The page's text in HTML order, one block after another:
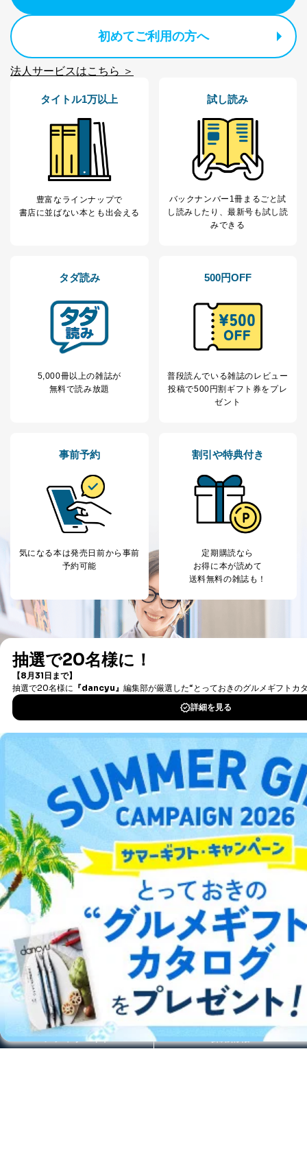
に対応させていただいております。 当社顧客の皆様の
で、訂正、追加、変更を行っていただくことが出来ま
す。マイページをご利用いただけない方、その他の方に
ただいた個人情報のうち、市町村などの名称および郵便
期限など、商品のお届けやご請求を行う上で支障がある
情報に変更があった場合には、当社が登録情報を変更さ
せていただく場合があります。
A.開示等の求めの申し出先、提出していただく書面等
開示等の求めは、電話又は電子メールにて下記までお申
し付けください。開示等の求めに際して提出していただ
く書面等については、その際にご案内いたします。
■電子メールによる場合
e-mail：cs@fujisan.co.jp
B.開示等の対応に際して、以下記載の項目のうち2項目
商品を購入された個人のお客様：氏名、住所、電話番
号、顧客番号、メールアドレス
商品を購入された法人のお客様：氏名、会社名、部署
お取引先様：会社名、部署名、氏名、住所
C.代理人様による開示等のご請求
開示等のご請求をすることについて代理人に委任する場
合は、前項の書類に加えて、下記書類をご同封くださ
委任状
ご本人様が委任状に捺印し、捺印した印鑑の印鑑登
録証明書を添付してください。
代理人様が親権者などの法定代理人の場合は、委任
状に代えて、ご本人様との関係がわかる戸籍謄本も
しくは抄本、または住民票をご提出いただくことも
可能です。
下記書類のうち、いずれかを同封してください。
（本籍地を塗りつぶしたものをご用意下さい。）
・運転免許証の写し
・健康保険証の被保険者証の写し
利用目的の通知、開示対象個人情報の開示請求につ
いては、1回の申請ごとに手数料、郵送料が必要で
す。
郵送料：860円（内訳：定形110円、書留480円、本
人限定受取郵便270円)
(2024年10月1日現在)
※上記郵送料は国内郵便の場合の費用です。国外へ
の郵送の場合は、実費をご負担いただきます。
手数料等の支払方法
費用のお支払方法は、郵送料分の郵便定額小為替を
申請書類に同封してください。
(郵便局にお支払いいただく手数料は申請者のご負担
です。また、郵便定額小為替は無記名でお願いしま
す。) なお、郵送料は郵便定額小為替に代えて同額
分の切手でお支払いいただくこともできます。
E.開示等の求めに対する回答方法
申請者の申請書面記載宛に書面（eメール含む）によっ
て回答いたします。書面以外での方法による回答をご希
望される方は、手続き時にその旨ご連絡ください。
F.非開示事由について
以下の(1)～(7)に該当する場合は、非開示とさせていた
だきます。非開示を決定した場合は、その旨、理由を付
記して通知いたします。
初めてご利用の方へ
法人サービスはこちら ＞
タイトル1万以上
豊富なラインナップで
書店に並ばない本とも出会える
試し読み
バックナンバー1冊まるごと試
し読み したり、最新号も試し読
みできる
タダ読み
5,000冊以上の雑誌が
無料で読み放題
500円OFF
普段読んでいる雑誌のレビュー
投稿で500円割ギフト券をプレ
ゼント
事前予約
気になる本は発売日前から事前
予約可能
割引や特典付き
定期購読なら
お得に本が読めて
送料無料の雑誌も！
デジタル雑誌をご利用なら
最新号〜バックナンバーまで7000冊以上の雑誌
（電子
書籍）が無料で読み放題！
タダ読みサービス を楽しもう！
DOWNLOAD FOR IOS
DOWNLOAD FOR ANDROID
ご利用方法はこちら
総合案内
アフィリエイト